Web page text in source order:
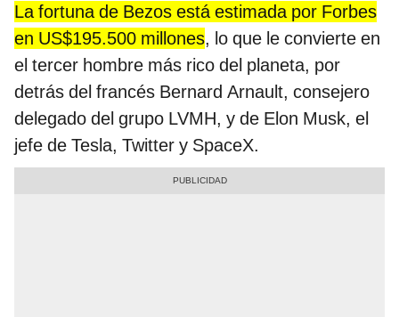
La fortuna de Bezos está estimada por Forbes
en US$195.500 millones, lo que le convierte en
el tercer hombre más rico del planeta, por
detrás del francés Bernard Arnault, consejero
delegado del grupo LVMH, y de Elon Musk, el
jefe de Tesla, Twitter y SpaceX.